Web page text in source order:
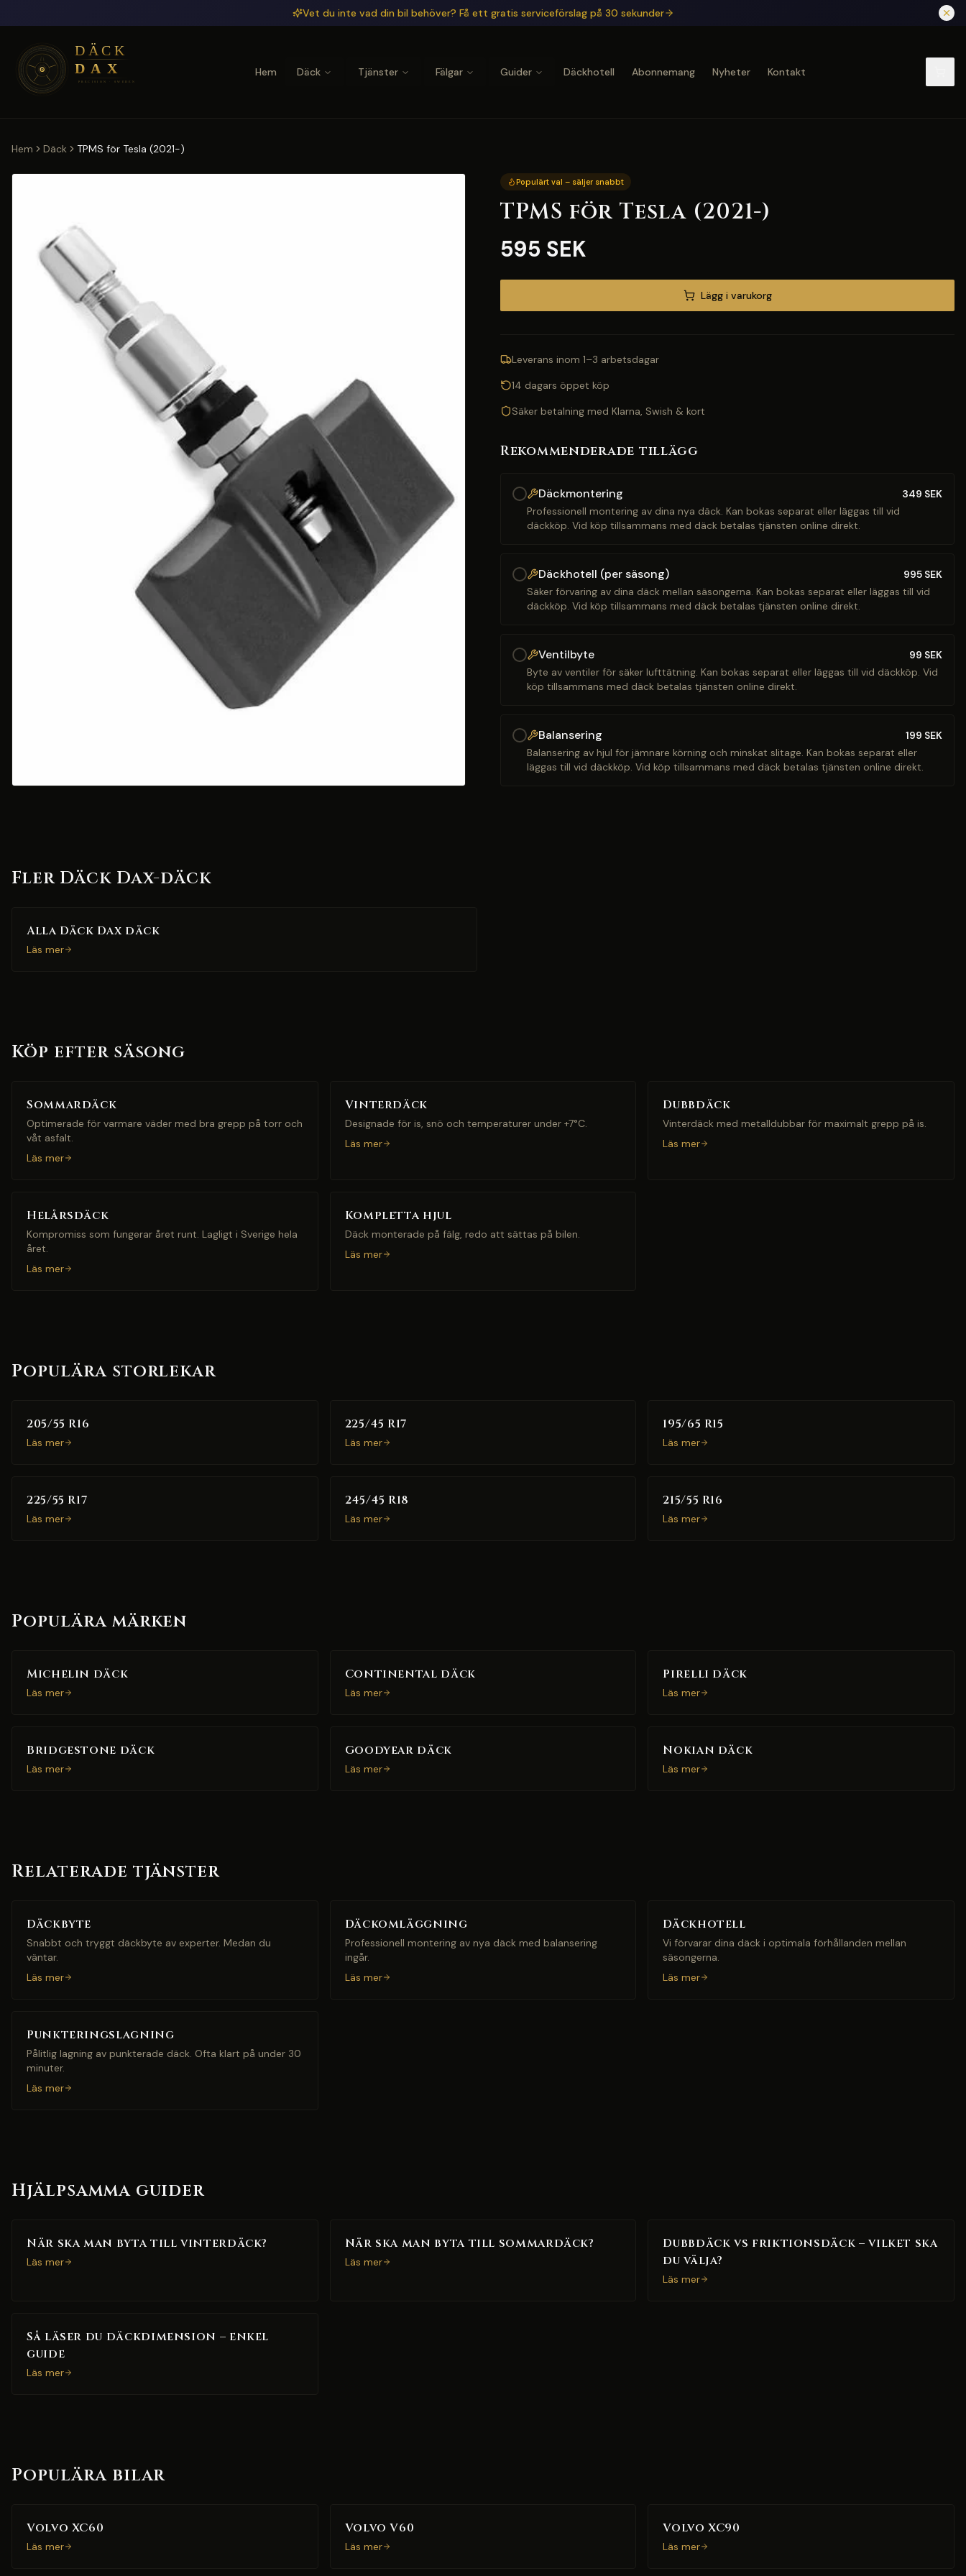
Vet du inte vad din bil behöver? Få ett gratis serviceförslag på 30 sekunder
Hem Däck Tjänster Fälgar Guider Däckhotell Abonnemang Nyheter Kontakt
Hem Däck TPMS för Tesla (2021-)
Populärt val – säljer snabbt
TPMS för Tesla (2021-)
595 SEK
Lägg i varukorg
Leverans inom 1–3 arbetsdagar
14 dagars öppet köp
Säker betalning med Klarna, Swish & kort
Rekommenderade tillägg
Däckmontering 349 SEK
Professionell montering av dina nya däck. Kan bokas separat eller läggas till vid
däckköp. Vid köp tillsammans med däck betalas tjänsten online direkt.
Däckhotell (per säsong) 995 SEK
Säker förvaring av dina däck mellan säsongerna. Kan bokas separat eller läggas till vid
däckköp. Vid köp tillsammans med däck betalas tjänsten online direkt.
Ventilbyte 99 SEK
Byte av ventiler för säker lufttätning. Kan bokas separat eller läggas till vid däckköp. Vid
köp tillsammans med däck betalas tjänsten online direkt.
Balansering 199 SEK
Balansering av hjul för jämnare körning och minskat slitage. Kan bokas separat eller
läggas till vid däckköp. Vid köp tillsammans med däck betalas tjänsten online direkt.
Fler Däck Dax-däck
Alla Däck Dax däck
Läs mer
Köp efter säsong
Sommardäck
Optimerade för varmare väder med bra grepp på torr och
våt asfalt.
Läs mer
Vinterdäck
Designade för is, snö och temperaturer under +7°C.
Läs mer
Dubbdäck
Vinterdäck med metalldubbar för maximalt grepp på is.
Läs mer
Helårsdäck
Kompromiss som fungerar året runt. Lagligt i Sverige hela
året.
Läs mer
Kompletta hjul
Däck monterade på fälg, redo att sättas på bilen.
Läs mer
Populära storlekar
205/55 R16
Läs mer
225/45 R17
Läs mer
195/65 R15
Läs mer
225/55 R17
Läs mer
245/45 R18
Läs mer
215/55 R16
Läs mer
Populära märken
Michelin däck
Läs mer
Continental däck
Läs mer
Pirelli däck
Läs mer
Bridgestone däck
Läs mer
Goodyear däck
Läs mer
Nokian däck
Läs mer
Relaterade tjänster
Däckbyte
Snabbt och tryggt däckbyte av experter. Medan du
väntar.
Läs mer
Däckomläggning
Professionell montering av nya däck med balansering
ingår.
Läs mer
Däckhotell
Vi förvarar dina däck i optimala förhållanden mellan
säsongerna.
Läs mer
Punkteringslagning
Pålitlig lagning av punkterade däck. Ofta klart på under 30
minuter.
Läs mer
Hjälpsamma guider
När ska man byta till vinterdäck?
Läs mer
När ska man byta till sommardäck?
Läs mer
Dubbdäck vs friktionsdäck – vilket ska
du välja?
Läs mer
Så läser du däckdimension – enkel
guide
Läs mer
Populära bilar
Volvo XC60
Läs mer
Volvo V60
Läs mer
Volvo XC90
Läs mer